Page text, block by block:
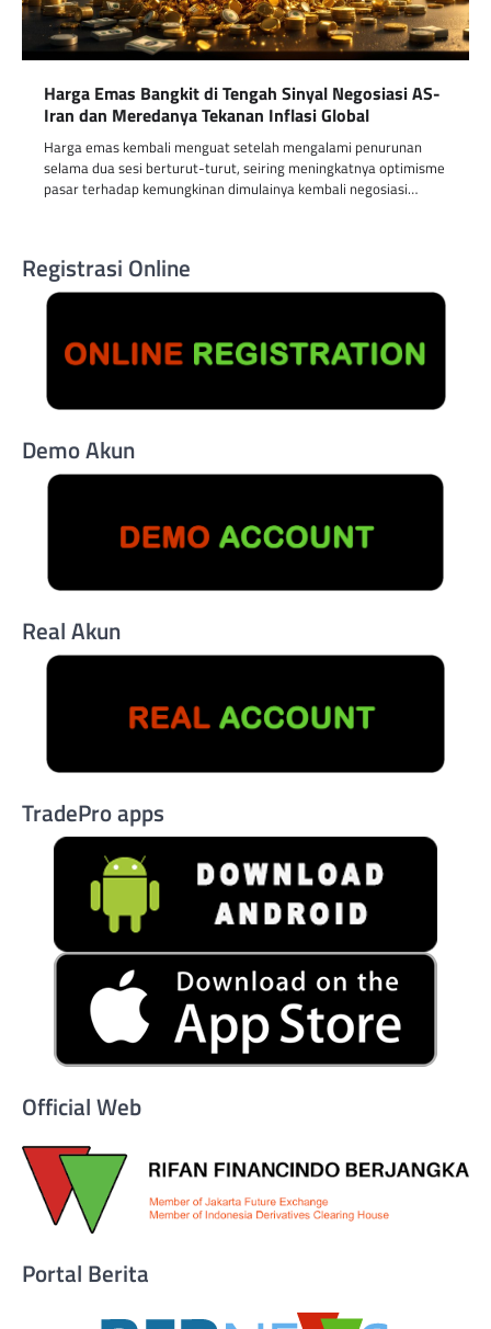
Harga Emas Bangkit di Tengah Sinyal Negosiasi AS-
Iran dan Meredanya Tekanan Inflasi Global
Harga emas kembali menguat setelah mengalami penurunan
selama dua sesi berturut-turut, seiring meningkatnya optimisme
pasar terhadap kemungkinan dimulainya kembali negosiasi…
Registrasi Online
Demo Akun
Real Akun
TradePro apps
Official Web
Portal Berita